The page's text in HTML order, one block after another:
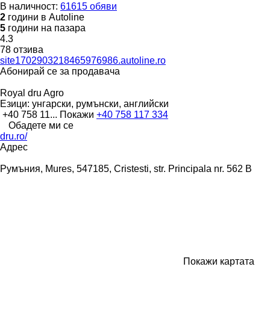
В наличност: 61615 обяви
2 години в Autoline
5 години на пазара
4.3
78 отзива
site1702903218465976986.autoline.ro
Абонирай се за продавача
Royal dru Agro
Езици: унгарски, румънски, английски
+40 758 11... Покажи +40 758 117 334
Обадете ми се
dru.ro/
Адрес
Румъния, Mures, 547185, Cristesti, str. Principala nr. 562 B
Покажи картата